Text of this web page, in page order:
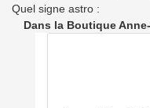
Quel signe astro :
Dans la Boutique